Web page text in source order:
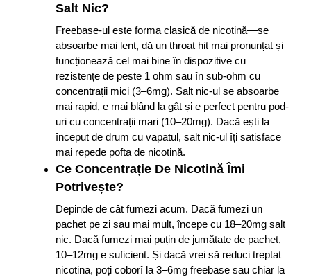
Salt Nic?
Freebase-ul este forma clasică de nicotină—se
absoarbe mai lent, dă un throat hit mai pronunțat și
funcționează cel mai bine în dispozitive cu
rezistențe de peste 1 ohm sau în sub-ohm cu
concentrații mici (3–6mg). Salt nic-ul se absoarbe
mai rapid, e mai blând la gât și e perfect pentru pod-
uri cu concentrații mari (10–20mg). Dacă ești la
început de drum cu vapatul, salt nic-ul îți satisface
mai repede pofta de nicotină.
Ce Concentrație De Nicotină Îmi
Potrivește?
Depinde de cât fumezi acum. Dacă fumezi un
pachet pe zi sau mai mult, începe cu 18–20mg salt
nic. Dacă fumezi mai puțin de jumătate de pachet,
10–12mg e suficient. Și dacă vrei să reduci treptat
nicotina, poți coborî la 3–6mg freebase sau chiar la